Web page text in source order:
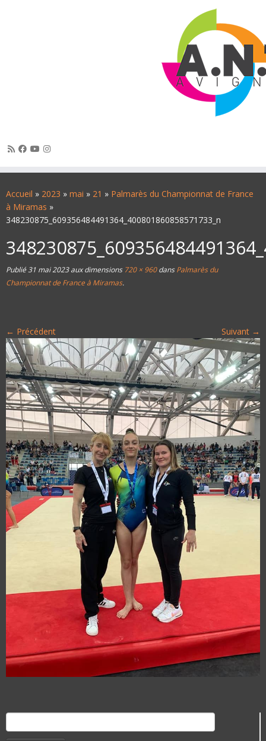
au
contenu
Accueil » 2023 » mai » 21 » Palmarès du Championnat de France
à Miramas »
348230875_609356484491364_400801860858571733_n
Publié31 mai 2023aux dimensions720 × 960dansPalmarès du
Championnat de France à Miramas.
← Précédent Suivant →
Rechercher :